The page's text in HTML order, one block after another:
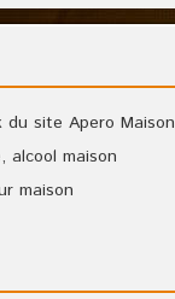
du site Apero Maison
alcool maison
maison